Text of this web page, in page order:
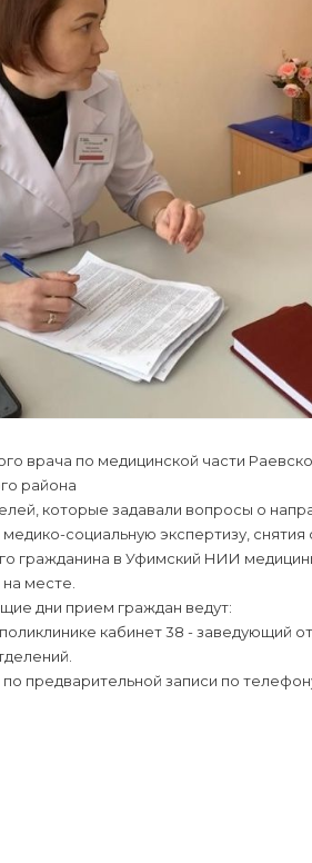
врача по медицинской части
района
которые задавали вопросы о
социальную экспертизу,
гражданина в Уфимский НИИ
месте.
дни прием граждан ведут:
поликлинике кабинет 38 -
предварительной записи по